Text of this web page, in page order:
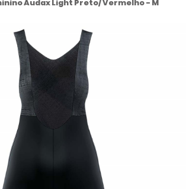
Audax Light Preto/ Vermelho - M